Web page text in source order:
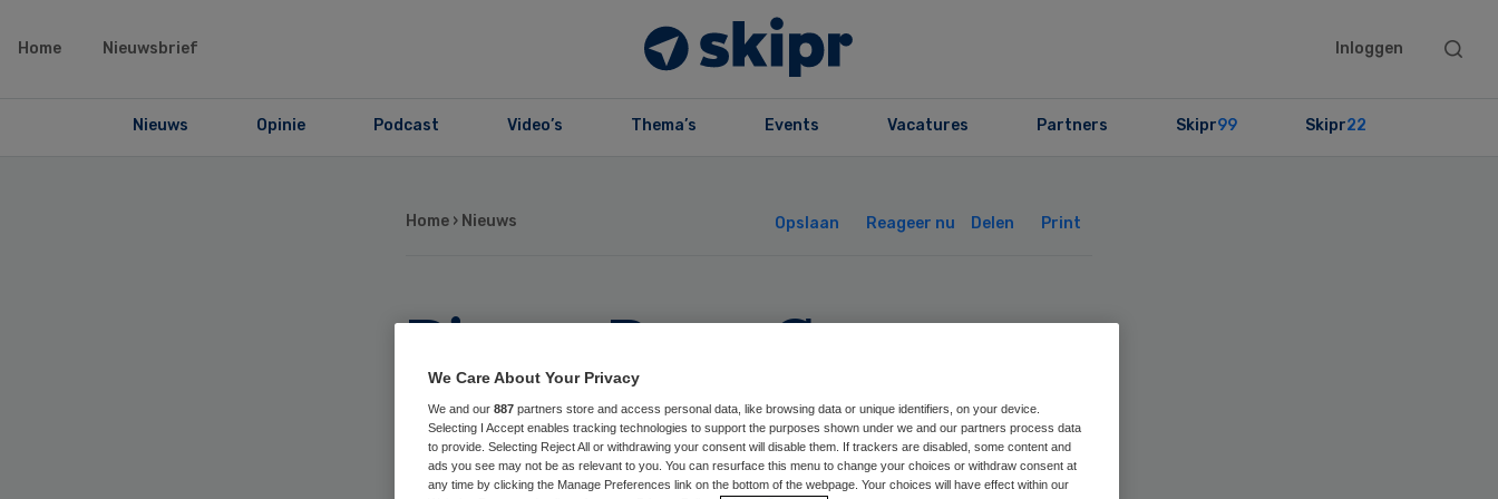
Home Nieuwsbrief Inloggen
Search
Nieuws Opinie Podcast Video’s Thema’s Events Vacatures Partners Skipr99 Skipr22
Home › Nieuws Opslaan Reageer nu Delen Print
Pieter Baan Centrum
verhuist
We Care About Your Privacy
We and our 887 partners store and access personal data, like browsing data or unique identifiers, on your device.
Selecting I Accept enables tracking technologies to support the purposes shown under we and our partners process data
to provide. Selecting Reject All or withdrawing your consent will disable them. If trackers are disabled, some content and
ads you see may not be as relevant to you. You can resurface this menu to change your choices or withdraw consent at
any time by clicking the Manage Preferences link on the bottom of the webpage. Your choices will have effect within our